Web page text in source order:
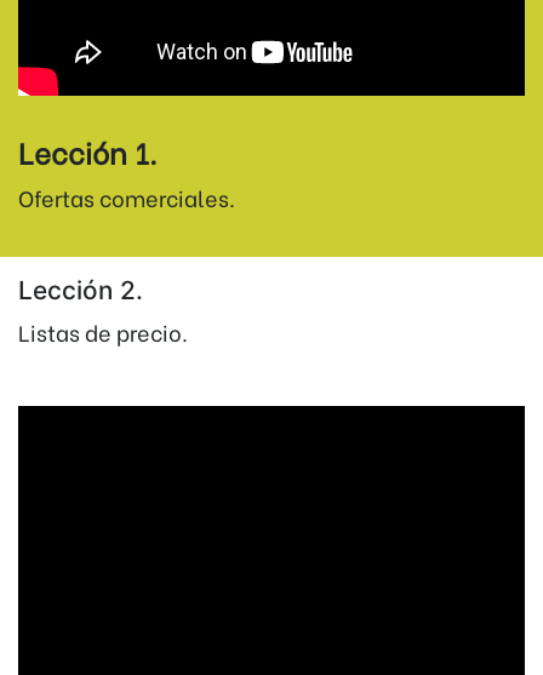
Lección 1.
Ofertas comerciales.
Lección 2.
Listas de precio.